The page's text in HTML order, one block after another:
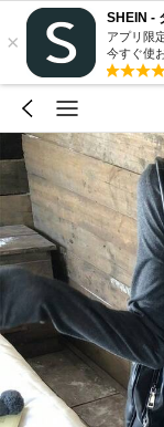
×
SHEIN -
アプリ限
今すぐ使